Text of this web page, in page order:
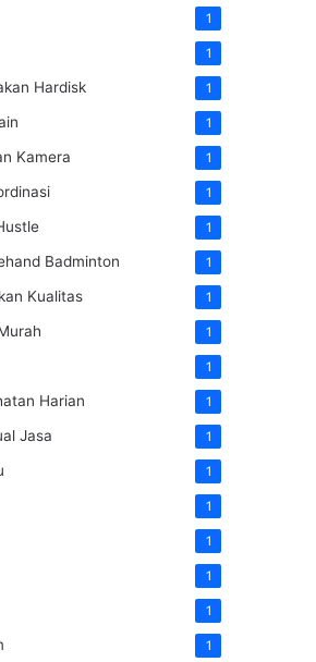
1
1
Hardisk 1
1
Kamera 1
1
1
Badminton 1
Kualitas 1
1
1
Harian 1
Jasa 1
1
1
1
1
1
1